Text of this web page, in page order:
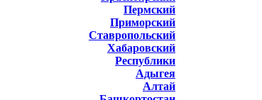
Пермский
Приморский
Ставропольский
Хабаровский
Республики
Адыгея
Алтай